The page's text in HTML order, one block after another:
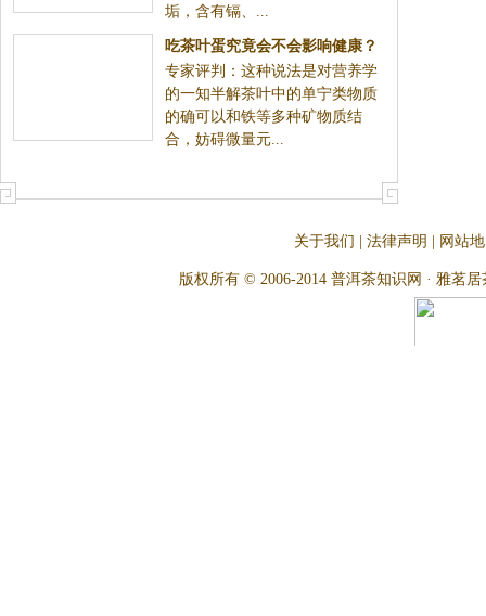
垢，含有镉、...
吃茶叶蛋究竟会不会影响健康？
专家评判：这种说法是对营养学
的一知半解茶叶中的单宁类物质
的确可以和铁等多种矿物质结
合，妨碍微量元...
关于我们 法律声明 网站
版权所有 © 2006-2014 普洱茶知识网 · 雅茗